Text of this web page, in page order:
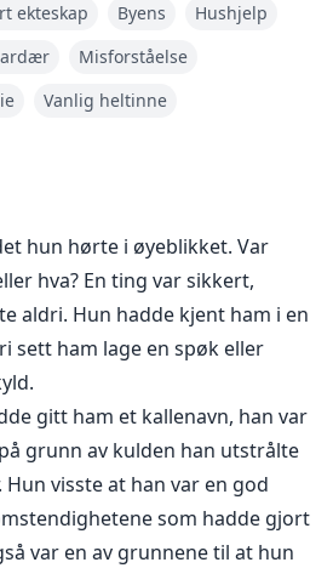
ned i.
ekteskap Byens
Hushjelp
Misforståelse
Vanlig heltinne
hun hørte i øyeblikket. Var
hva? En ting var sikkert,
aldri. Hun hadde kjent ham i en
sett ham lage en spøk eller
gitt ham et kallenavn, han var
grunn av kulden han utstrålte
visste at han var en god
som hadde gjort
var en av grunnene til at hun